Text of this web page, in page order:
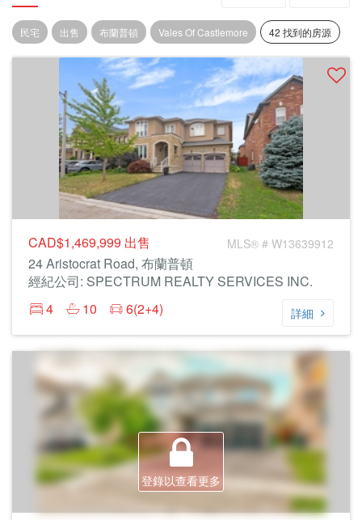
民宅 出售 布蘭普頓 Vales Of Castlemore 42 找到的房源
CAD$1,469,999 出售 MLS® # W13639912
24 Aristocrat Road, 布蘭普頓
經紀公司: SPECTRUM REALTY SERVICES INC.
4
10 6(2+4) 詳細
登錄以查看更多